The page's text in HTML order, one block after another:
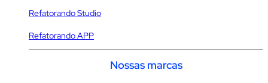
Refatorando Studio
Refatorando APP
Nossas marcas